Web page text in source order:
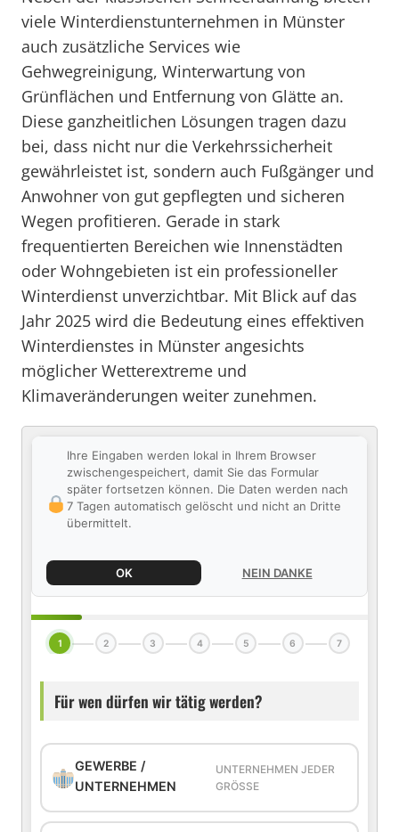
viele Winterdienstunternehmen in Münster
auch zusätzliche Services wie
Gehwegreinigung, Winterwartung von
Grünflächen und Entfernung von Glätte an.
Diese ganzheitlichen Lösungen tragen dazu
bei, dass nicht nur die Verkehrssicherheit
gewährleistet ist, sondern auch Fußgänger und
Anwohner von gut gepflegten und sicheren
Wegen profitieren. Gerade in stark
frequentierten Bereichen wie Innenstädten
oder Wohngebieten ist ein professioneller
Winterdienst unverzichtbar. Mit Blick auf das
Jahr 2025 wird die Bedeutung eines effektiven
Winterdienstes in Münster angesichts
möglicher Wetterextreme und
Klimaveränderungen weiter zunehmen.
Ihre Eingaben werden lokal in Ihrem Browser
zwischengespeichert, damit Sie das Formular
später fortsetzen können. Die Daten werden nach
7 Tagen automatisch gelöscht und nicht an Dritte
übermittelt.
OK NEIN DANKE
1 2 3 4 5 6 7
Für wen dürfen wir tätig werden?
GEWERBE /
UNTERNEHMEN
UNTERNEHMEN JEDER
GRÖSSE